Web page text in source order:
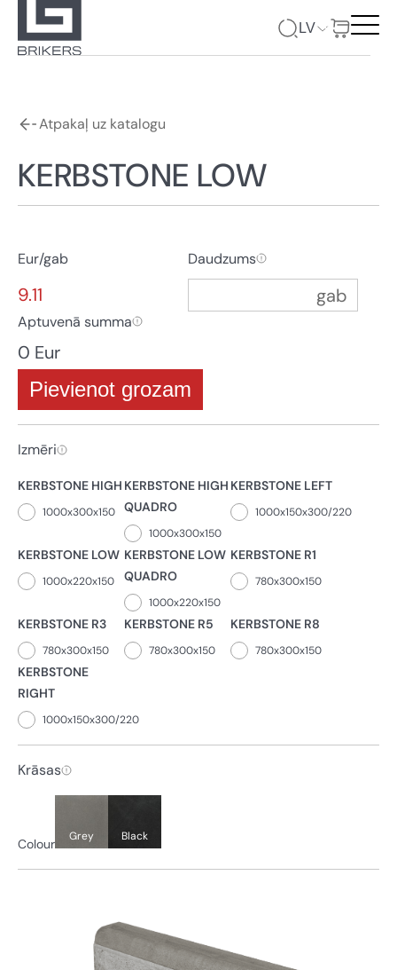
LV
Atpakaļ uz katalogu
KERBSTONE LOW
Eur/gab
9.11
Daudzums
Aptuvenā summa
0 Eur
Pievienot grozam
Izmēri
KERBSTONE HIGH
1000x300x150
KERBSTONE HIGH
QUADRO
1000x300x150
KERBSTONE LEFT
1000x150x300/220
KERBSTONE LOW
1000x220x150
KERBSTONE LOW
QUADRO
1000x220x150
KERBSTONE R1
780x300x150
KERBSTONE R3
780x300x150
KERBSTONE R5
780x300x150
KERBSTONE R8
780x300x150
KERBSTONE
RIGHT
1000x150x300/220
Krāsas
Colour Grey Black